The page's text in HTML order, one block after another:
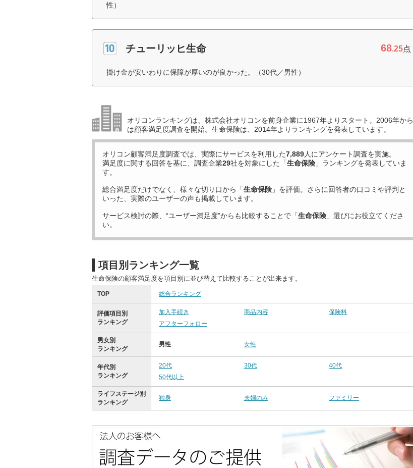
性）
チューリッヒ生命 68.25点
掛け金が安いわりに保障が厚いのが良かった。（30代／男性）
オリコンランキングは、株式会社オリコンを前身企業に1967年よりスタート。2006年から
は顧客満足度調査を開始。生命保険は、2014年よりランキングを発表しています。
オリコン顧客満足度調査では、実際にサービスを利用した7,889人にアンケート調査を実施。
満足度に関する回答を基に、調査企業29社を対象にした「生命保険 」ランキングを発表していま
す。
総合満足度だけでなく、様々な切り口から「生命保険 」を評価。さらに回答者の口コミや評判と
いった、実際のユーザーの声も掲載しています。
サービス検討の際、“ユーザー満足度”からも比較することで「生命保険 」選びにお役立てくださ
い。
項目別ランキング一覧
生命保険の顧客満足度を項目別に並び替えて比較することが出来ます。
TOP 総合ランキング
評価項目別
ランキング
加入手続き 商品内容
保険料
アフターフォロー
男女別
ランキング
男性 女性
年代別
ランキング
20代 30代
40代
50代以上
ライフステージ別
ランキング
独身 夫婦のみ ファミリー